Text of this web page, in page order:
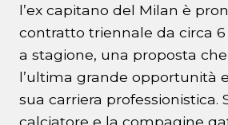
l’ex capitano del Milan è
contratto triennale da circa
a stagione, una proposta
l’ultima grande opportunità
sua carriera professionistica.
calciatore e la compagine